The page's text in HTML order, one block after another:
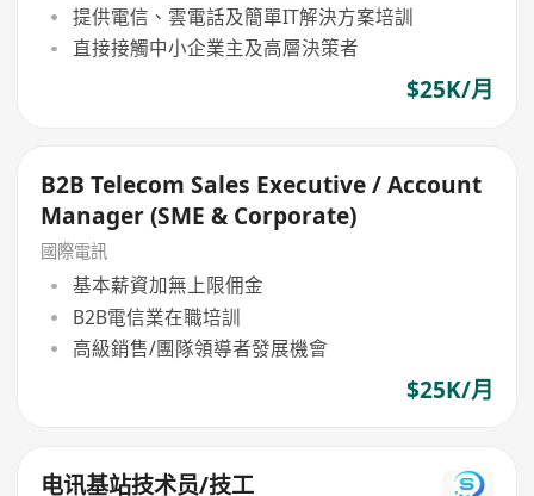
提供電信、雲電話及簡單IT解決方案培訓
直接接觸中小企業主及高層決策者
$25K/月
B2B Telecom Sales Executive / Account
Manager (SME & Corporate)
國際電訊
基本薪資加無上限佣金
B2B電信業在職培訓
高級銷售/團隊領導者發展機會
$25K/月
电讯基站技术员/技工